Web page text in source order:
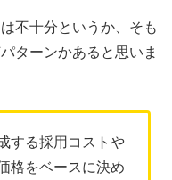
不十分というか、そも
ターンかあると思いま
する採用コストや
格をベースに決め